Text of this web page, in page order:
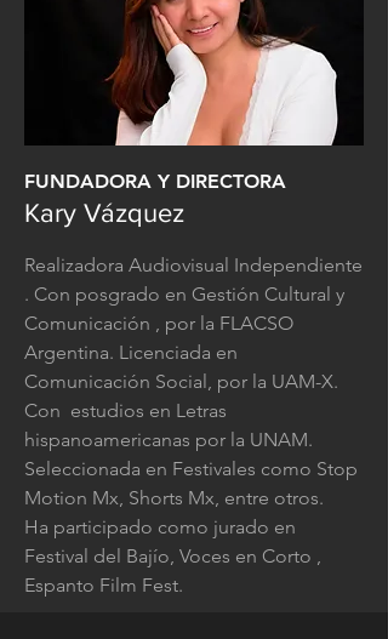
FUNDADORA Y DIRECTORA
Kary Vázquez
Realizadora Audiovisual Independiente
. Con posgrado en Gestión Cultural y
Comunicación , por la FLACSO
Argentina. Licenciada en
Comunicación Social, por la UAM-X.
Con estudios en Letras
hispanoamericanas por la UNAM.
Seleccionada en Festivales como Stop
Motion Mx, Shorts Mx, entre otros.
Ha participado como jurado en
Festival del Bajío, Voces en Corto ,
Espanto Film Fest.